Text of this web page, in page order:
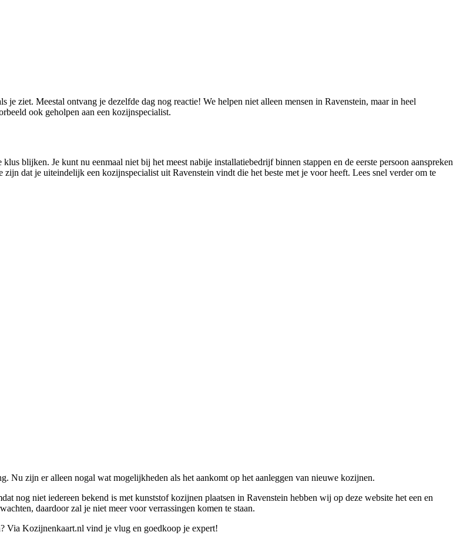
ziet. Meestal ontvang je dezelfde dag nog reactie! We helpen niet alleen mensen in Ravenstein, maar in heel
ook geholpen aan een kozijnspecialist.
blijken. Je kunt nu eenmaal niet bij het meest nabije installatiebedrijf binnen stappen en de eerste persoon aanspreken
dat je uiteindelijk een kozijnspecialist uit Ravenstein vindt die het beste met je voor heeft. Lees snel verder om te
Nu zijn er alleen nogal wat mogelijkheden als het aankomt op het aanleggen van nieuwe kozijnen.
nog niet iedereen bekend is met kunststof kozijnen plaatsen in Ravenstein hebben wij op deze website het een en
daardoor zal je niet meer voor verrassingen komen te staan.
Via Kozijnenkaart.nl vind je vlug en goedkoop je expert!